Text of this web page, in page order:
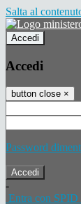
Salta al
Accedi
Accedi
button close ×
Password
-
Entra con SPID